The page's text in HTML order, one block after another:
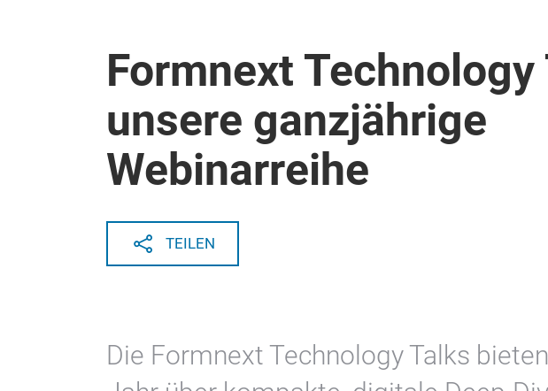
Formnext Technology
unsere ganzjährige
Webinarreihe
TEILEN
Die Formnext Technology Talks